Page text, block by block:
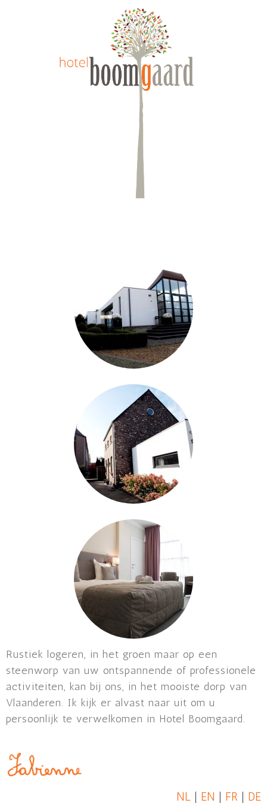
Rustiek logeren, in het groen maar op een
steenworp van uw ontspannende of professionele
activiteiten, kan bij ons, in het mooiste dorp van
Vlaanderen. Ik kijk er alvast naar uit om u
persoonlijk te verwelkomen in Hotel Boomgaard.
NL | EN | FR | DE